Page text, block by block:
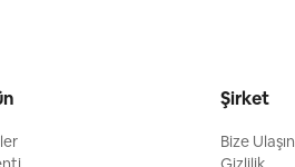
Şirket
Bize Ulaşın